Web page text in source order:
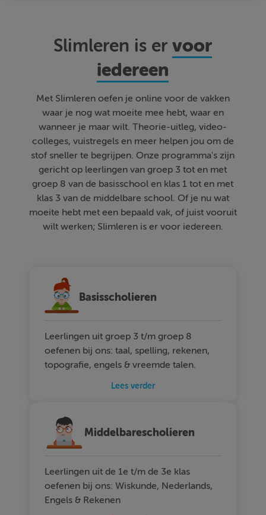
Slimleren is ervoor
iedereen
Met Slimleren oefen je online voor de vakken
waar je nog wat moeite mee hebt, waar en
wanneer je maar wilt. Theorie-uitleg, video-
colleges, vuistregels en meer helpen jou om de
stof sneller te begrijpen. Onze programma's zijn
gericht op leerlingen van groep 3 tot en met
groep 8 van de basisschool en klas 1 tot en met
klas 3 van de middelbare school. Of je nu wat
moeite hebt met een bepaald vak, of juist vooruit
wilt werken; Slimleren is er voor iedereen.
Basisscholieren
Leerlingen uit groep 3 t/m groep 8
oefenen bij ons: taal, spelling, rekenen,
topografie, engels & vreemde talen.
Lees verder
Middelbarescholieren
Leerlingen uit de 1e t/m de 3e klas
oefenen bij ons: Wiskunde, Nederlands,
Engels & Rekenen